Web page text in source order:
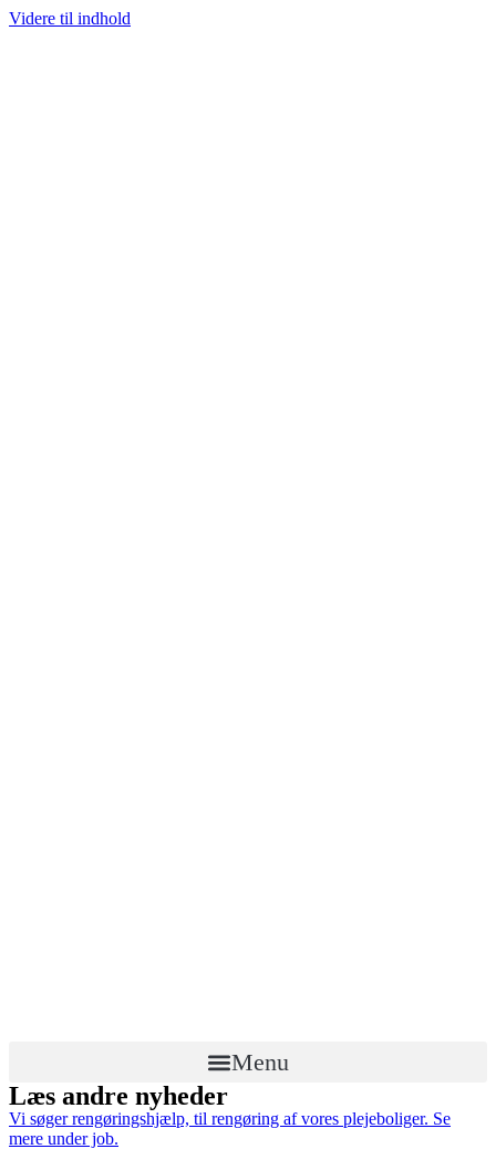
Videre til indhold
Menu
Læs andre nyheder
Vi søger rengøringshjælp, til rengøring af vores plejeboliger. Se
mere under job.